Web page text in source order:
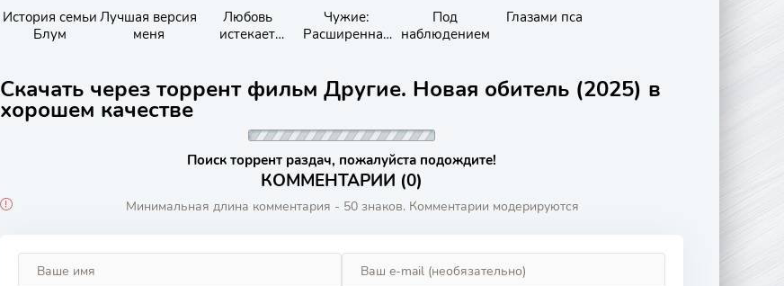
История семьи
Блум
Лучшая версия
меня
Любовь
истекает
Чужие:
Расширенная
Под
наблюдением
Глазами пса
Скачать через торрент фильм Другие. Новая обитель (2025) в
хорошем качестве
Поиск торрент раздач, пожалуйста подождите!
КОММЕНТАРИИ (0)
Минимальная длина комментария - 50 знаков. Комментарии модерируются